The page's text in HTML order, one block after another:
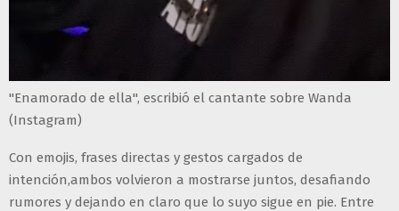
"Enamorado de ella", escribió el cantante sobre Wanda
(Instagram)
Con emojis, frases directas y gestos cargados de
intención,ambos volvieron a mostrarse juntos, desafiando
rumores y dejando en claro que lo suyo sigue en pie. Entre